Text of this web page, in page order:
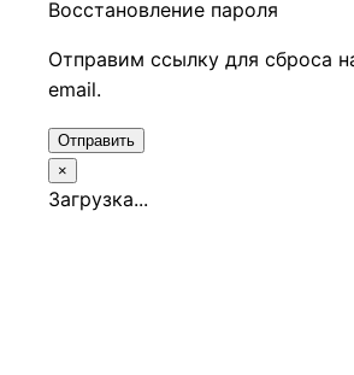
Восстановление пароля
Отправим ссылку для сброса
email.
Отправить
×
Загрузка...